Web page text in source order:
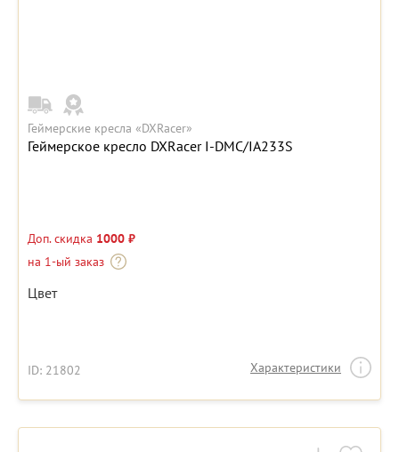
Геймерские кресла «DXRacer»
Геймерское кресло DXRacer I-DMC/IA233S
Доп. скидка 1000 ₽
на 1-ый заказ
Цвет
ID: 21802 Характеристики